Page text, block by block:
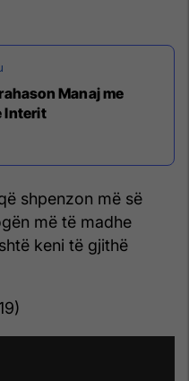
Manaj me
Interit
shpenzon më së
më të madhe
keni të gjithë